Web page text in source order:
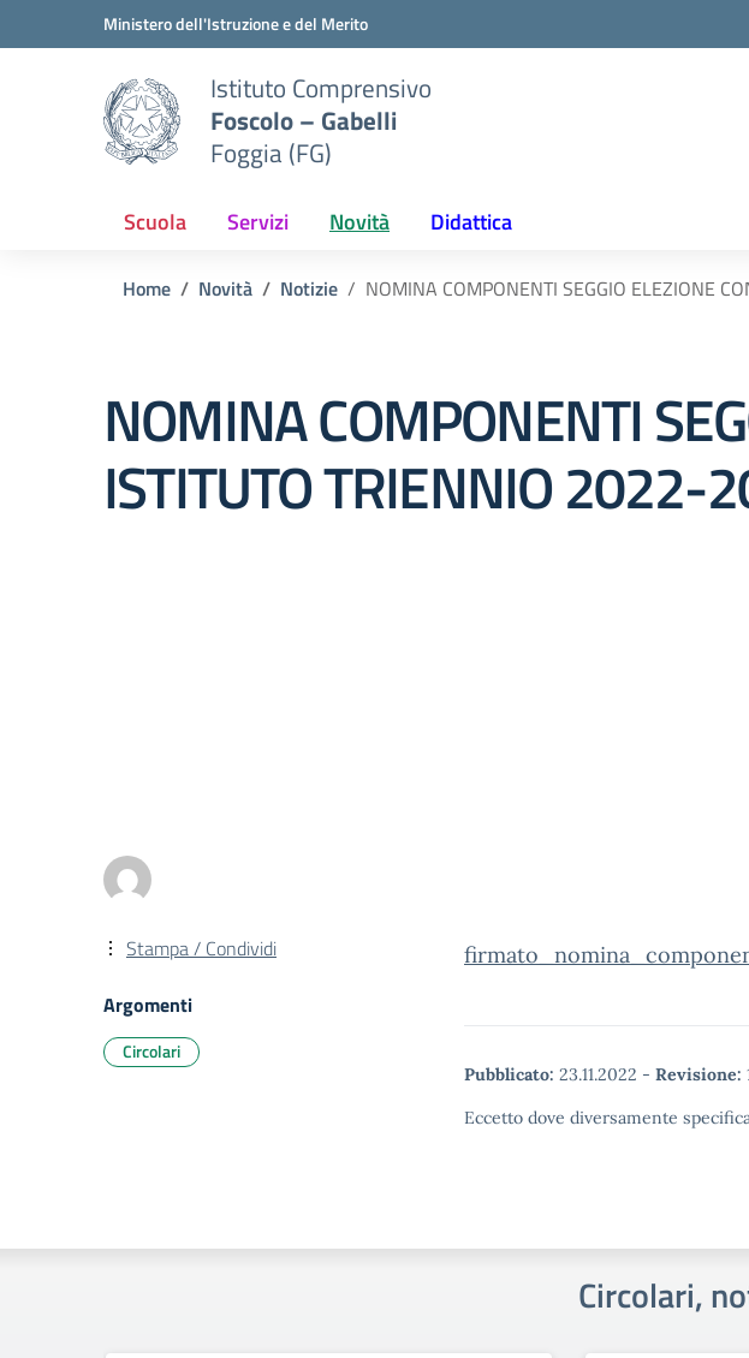
Vai ai contenuti
Vai al menu di navigazioneMinistero dell'Istruzione e del Merito
Istituto Comprensivo
Foscolo – Gabelli
Foggia (FG)
Scuola Servizi Novità Didattica
Home Novità Notizie NOMINA COMPONENTI SEGGIO ELEZIONE
NOMINA COMPONENTI
ISTITUTO TRIENNIO 2022-
Pubblicato: 23.11.2022 - Revisione:
Eccetto dove diversamente
Stampa / Condividi
Argomenti
Circolari
Circolari,